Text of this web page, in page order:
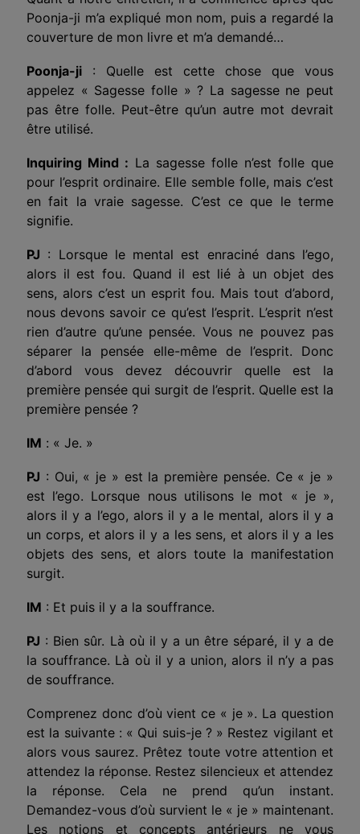
Poonja-ji m’a expliqué mon nom, puis a regardé la
couverture de mon livre et m’a demandé…
Poonja-ji : Quelle est cette chose que vous
appelez « Sagesse folle » ? La sagesse ne peut
pas être folle. Peut-être qu’un autre mot devrait
être utilisé.
Inquiring Mind : La sagesse folle n’est folle que
pour l’esprit ordinaire. Elle semble folle, mais c’est
en fait la vraie sagesse. C’est ce que le terme
signifie.
PJ : Lorsque le mental est enraciné dans l’ego,
alors il est fou. Quand il est lié à un objet des
sens, alors c’est un esprit fou. Mais tout d’abord,
nous devons savoir ce qu’est l’esprit. L’esprit n’est
rien d’autre qu’une pensée. Vous ne pouvez pas
séparer la pensée elle-même de l’esprit. Donc
d’abord vous devez découvrir quelle est la
première pensée qui surgit de l’esprit. Quelle est la
première pensée ?
IM : « Je. »
PJ : Oui, « je » est la première pensée. Ce « je »
est l’ego. Lorsque nous utilisons le mot « je »,
alors il y a l’ego, alors il y a le mental, alors il y a
un corps, et alors il y a les sens, et alors il y a les
objets des sens, et alors toute la manifestation
surgit.
IM : Et puis il y a la souffrance.
PJ : Bien sûr. Là où il y a un être séparé, il y a de
la souffrance. Là où il y a union, alors il n’y a pas
de souffrance.
Comprenez donc d’où vient ce « je ». La question
est la suivante : « Qui suis-je ? » Restez vigilant et
alors vous saurez. Prêtez toute votre attention et
attendez la réponse. Restez silencieux et attendez
la réponse. Cela ne prend qu’un instant.
Demandez-vous d’où survient le « je » maintenant.
Les notions et concepts antérieurs ne vous